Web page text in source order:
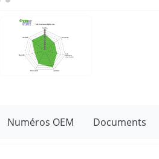
Numéros OEM Documents